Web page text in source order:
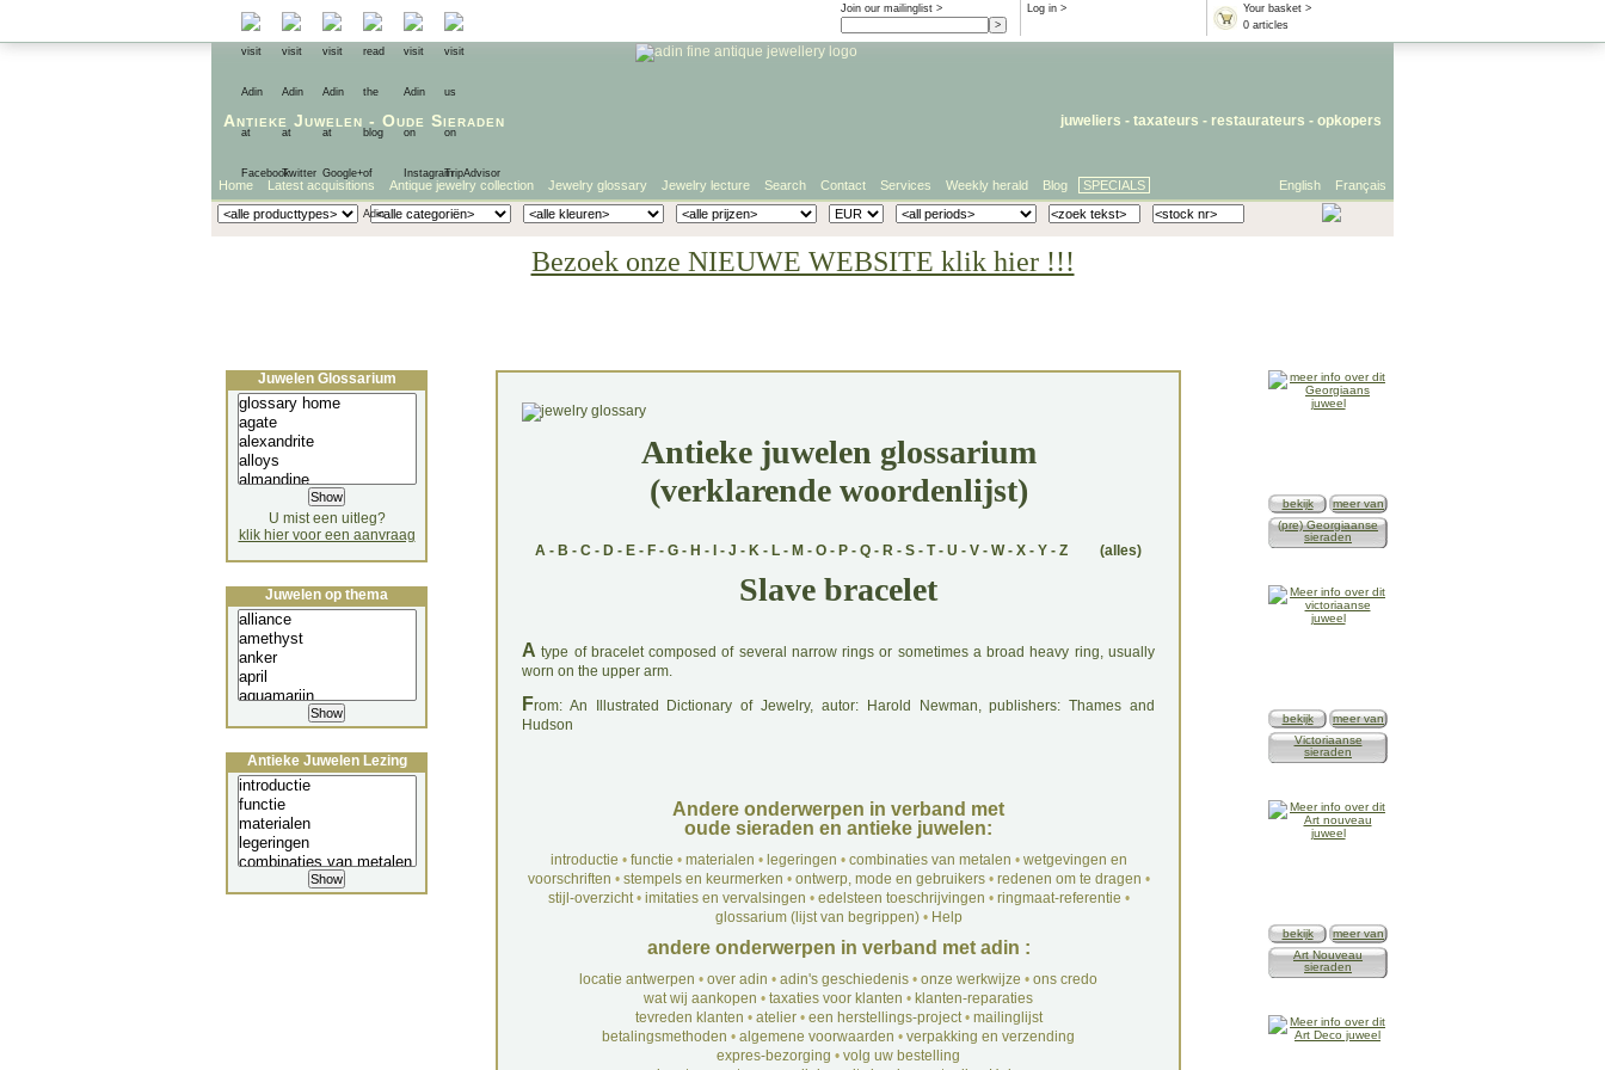
Your basket >
0 articles
Log in >
Join our mailinglist >
juweliers - taxateurs - restaurateurs - opkopers
Antieke Juwelen - Oude Sieraden
Français
English
Home Latest acquisitions Antique jewelry collection Jewelry glossary Jewelry lecture Search Contact Services Weekly herald Blog SPECIALS
Bezoek onze NIEUWE WEBSITE klik hier !!!
Antieke juwelen glossarium
(verklarende woordenlijst)
A - B - C - D - E - F - G - H - - J - K - L - M - O - P - Q - R - S - T- U - V - W- X - Y - Z (alles)
Slave bracelet
A type of bracelet composed of several narrow rings or sometimes a broad heavy ring, usually
worn on the upper arm.
From: An Illustrated Dictionary of Jewelry, autor: Harold Newman, publishers: Thames and
Hudson
Andere onderwerpen in verband met
oude sieraden en antieke juwelen:
introductie • functie • materialen • legeringen • combinaties van metalen • wetgevingen en
voorschriften • stempels en keurmerken • ontwerp, mode en gebruikers• redenen om te dragen •
stijl-overzicht• imitaties en vervalsingen • edelsteen toeschrijvingen • ringmaat-referentie •
glossarium (lijst van begrippen)• Help
andere onderwerpen in verband met adin :
locatie antwerpen • over adin • adin's geschiedenis • onze werkwijze • ons credo
wat wij aankopen • taxaties voor klanten • klanten-reparaties
tevreden klanten • atelier• een herstellings-project• mailinglijst
betalingsmethoden • algemene voorwaarden • verpakking en verzending
expres-bezorging • volg uw bestelling
Juwelen Glossarium
U mist een uitleg?
klik hier voor een aanvraag
Juwelen op thema
Antieke Juwelen Lezing
bekijk
meer van
(pre) Georgiaanse
sieraden
bekijk
meer van
Victoriaanse
sieraden
bekijk
meer van
Art Nouveau
sieraden